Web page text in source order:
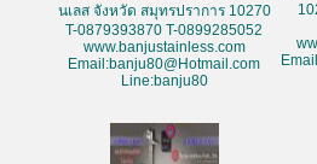
นเลส จังหวัด สมุทรปราการ 10270
T-0879393870 T-0899285052
www.banjustainless.com
Email:banju80@Hotmail.com
Line:banju80